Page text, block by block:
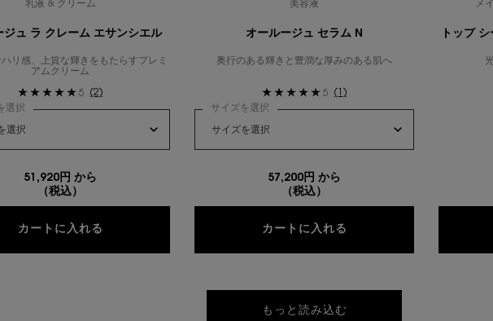
乳液 & クリーム
ジュ ラ クレーム エサンシエル
リ感、上質な輝きをもたらすプレミ
アムクリーム
5
(2)
選択
51,920円 から
（税込）
カートに入れる オールージュ ラ クレーム エサンシエル
美容液
オールージュ セラム N
奥行のある輝きと豊潤な厚みのある肌へ
5
(1)
サイズを選択
57,200円 から
（税込）
カートに入れる
メ
トップ
もっと読み込む